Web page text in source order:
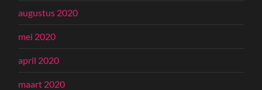
augustus 2020
mei 2020
april 2020
maart 2020